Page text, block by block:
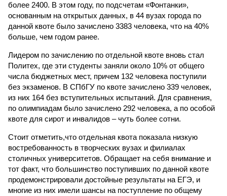
более 2400. В этом году, по подсчетам «Фонтанки»,
основанным на открытых данных, в 44 вузах города по
данной квоте было зачислено 3383 человека, что на 40%
больше, чем годом ранее.
Лидером по зачислению по отдельной квоте вновь стал
Политех, где эти студенты заняли около 10% от общего
числа бюджетных мест, причем 132 человека поступили
без экзаменов. В СПбГУ по квоте зачислено 339 человек,
из них 164 без вступительных испытаний. Для сравнения,
по олимпиадам было зачислено 292 человека, а по особой
квоте для сирот и инвалидов – чуть более сотни.
Стоит отметить,что отдельная квота показала низкую
востребованность в творческих вузах и филиалах
столичных университетов. Обращает на себя внимание и
тот факт, что большинство поступивших по данной квоте
продемонстрировали достойные результаты на ЕГЭ, и
многие из них имели шансы на поступление по общему